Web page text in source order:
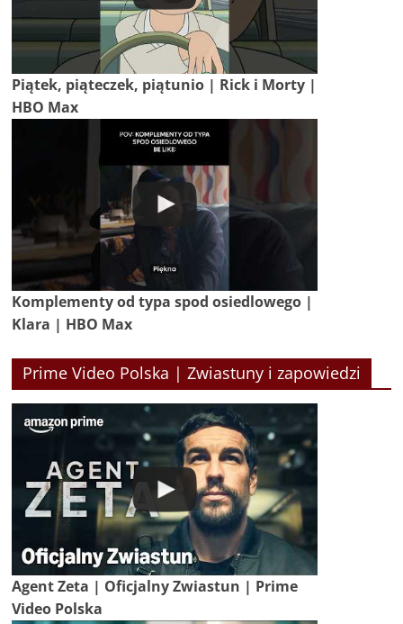
Piątek, piąteczek, piątunio | Rick i Morty |
HBO Max
Komplementy od typa spod osiedlowego |
Klara | HBO Max
Prime Video Polska | Zwiastuny i zapowiedzi
Agent Zeta | Oficjalny Zwiastun | Prime
Video Polska